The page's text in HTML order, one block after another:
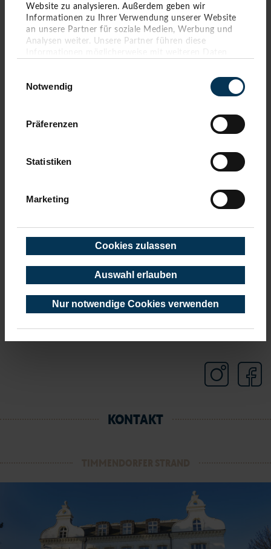
Website zu analysieren. Außerdem geben wir
Informationen zu Ihrer Verwendung unserer Website
an unsere Partner für soziale Medien, Werbung und
Analysen weiter. Unsere Partner führen diese
sie im Rahmen Ihrer Nutzung der Dienste gesammelt
haben. Sie geben Einwilligung zu unseren Cookies,
Notwendig
Präferenzen
Statistiken
Marketing
Cookies zulassen
Auswahl erlauben
Nur notwendige Cookies verwenden
MOTIV 8
Wir ziehen in den Frieden und Peace-Symbol von
Udo Lindenberg
KONTAKT